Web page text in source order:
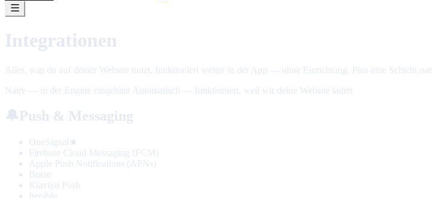
Integrationen
Alles, was du auf deiner Website nutzt, funktioniert weiter in der App — ohne Einrichtung. Plus eine Schicht
Nativ — in der Engine eingebaut
Automatisch — funktioniert, weil wir deine Website laden
🔔Push & Messaging
OneSignal ★
Firebase Cloud Messaging (FCM)
Apple Push Notifications (APNs)
Braze
Klaviyo Push
Iterable